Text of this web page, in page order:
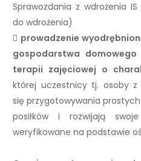
Sprawozdania z wdrożenia
do wdrożenia)
 prowadzenie
gospodarstwa
terapii zajęciowej o
której uczestnicy tj. osoby z
się przygotowywania prostych
posiłków i rozwijają
weryfikowane na podstawie